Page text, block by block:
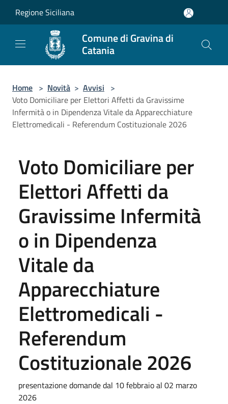
Regione Siciliana
Comune di Gravina di
Catania
Home > Novità > Avvisi >
Voto Domiciliare per Elettori Affetti da Gravissime
Infermità o in Dipendenza Vitale da Apparecchiature
Elettromedicali - Referendum Costituzionale 2026
Voto Domiciliare per
Elettori Affetti da
Gravissime Infermità
o in Dipendenza
Vitale da
Apparecchiature
Elettromedicali -
Referendum
Costituzionale 2026
presentazione domande dal 10 febbraio al 02 marzo
2026